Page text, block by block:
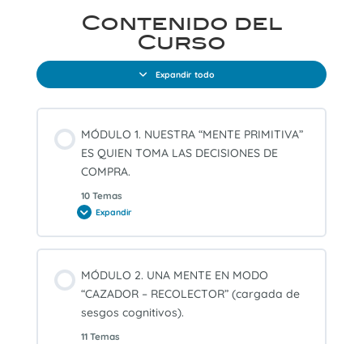
Contenido del
Curso
Expandir todo
Lecciones
MÓDULO 1. NUESTRA “MENTE PRIMITIVA”
ES QUIEN TOMA LAS DECISIONES DE
COMPRA.
10 Temas
Expandir
MÓDULO
NUESTRA
“MENTE
QUIEN
TOMA
LAS
DECISIONES
MÓDULO 2. UNA MENTE EN MODO
“CAZADOR – RECOLECTOR” (cargada de
sesgos cognitivos).
11 Temas